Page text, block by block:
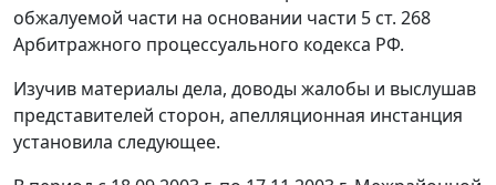
обжалуемой части на основании части 5 ст. 268
Арбитражного процессуального кодекса РФ.
Изучив материалы дела, доводы жалобы и выслушав
представителей сторон, апелляционная инстанция
установила следующее.